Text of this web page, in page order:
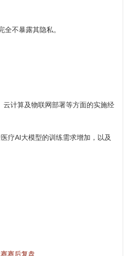
不暴露其隐私。
计算及物联网部署等方面的实施经
疗AI大模型的训练需求增加，以及
赛后复盘